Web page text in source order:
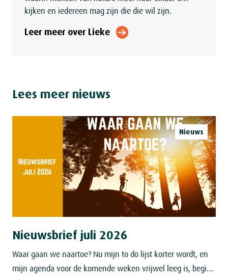
kijken en iedereen mag zijn die die wil zijn.
Leer meer over Lieke
Lees meer nieuws
Nieuws
Nieuwsbrief juli 2026
Waar gaan we naartoe? Nu mijn to do lijst korter wordt, en
mijn agenda voor de komende weken vrijwel leeg is, begint